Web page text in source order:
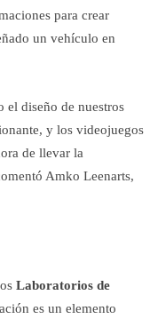
para crear
un vehículo en
el diseño de nuestros
y los videojuegos
de llevar la
Amko Leenarts,
Laboratorios de
es un elemento